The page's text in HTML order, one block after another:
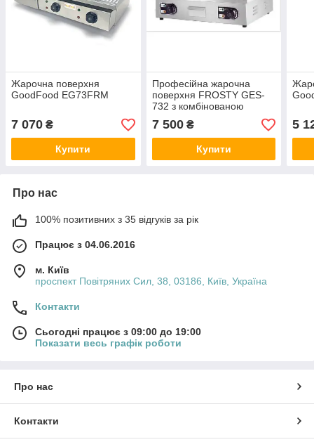
Жарочна поверхня
GoodFood EG73FRM
7 070 ₴
Купити
Професійна жарочна
поверхня FROSTY GES-
732 з комбінованою
7 500₴
Купити
5
Про нас
100% позитивних з 35 відгуків за рік
Працює з 04.06.2016
м. Київ
проспект Повітряних Сил, 38, 03186, Київ, Україна
Контакти
Сьогодні працює з 09:00 до 19:00
Показати весь графік роботи
Про нас
Контакти